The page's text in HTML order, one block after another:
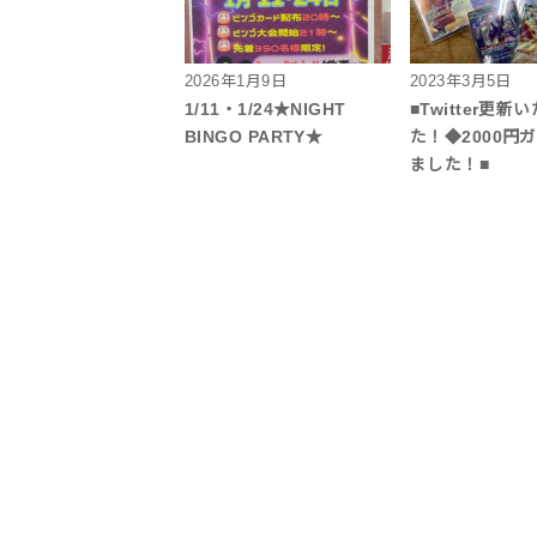
2026年1月9日
1/11・1/24★NIGHT
BINGO PARTY★
2023年3月5日
■Twitter更新い
た！◆2000円
ました！■